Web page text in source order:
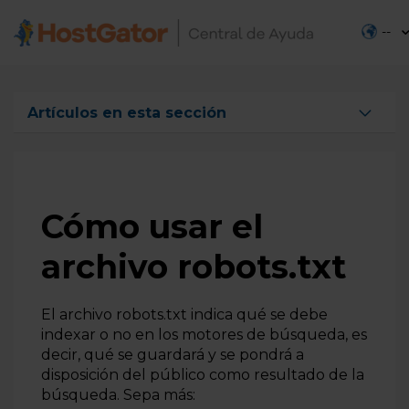
--
Artículos en esta sección
Cómo funcionan los permisos de archivos y carpetas
¿Cómo puedo saber la dirección (URL), luego de haber
cargado un archivo?
¿Cómo enviar un archivo a mi hospedaje?
Cómo cambiar el permiso de un archivo o carpeta
Cómo reducir el número de inodos
¿Cuáles son las funcionalidades del Administrador de
Cómo usar el
archivo robots.txt
El archivo robots.txt indica qué se debe
indexar o no en los motores de búsqueda, es
decir, qué se guardará y se pondrá a
disposición del público como resultado de la
búsqueda. Sepa más: